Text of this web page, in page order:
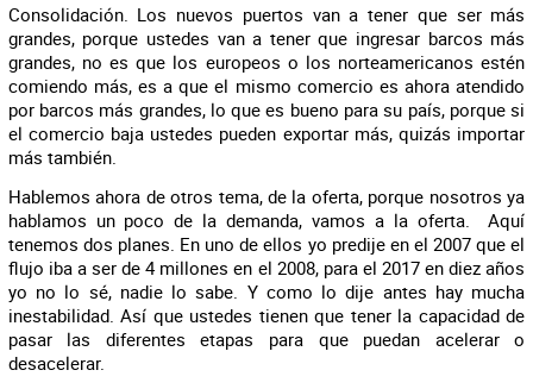
Consolidación. Los nuevos puertos van a tener que ser más
grandes, porque ustedes van a tener que ingresar barcos más
grandes, no es que los europeos o los norteamericanos estén
comiendo más, es a que el mismo comercio es ahora atendido
por barcos más grandes, lo que es bueno para su país, porque si
el comercio baja ustedes pueden exportar más, quizás importar
más también.
Hablemos ahora de otros tema, de la oferta, porque nosotros ya
hablamos un poco de la demanda, vamos a la oferta. Aquí
tenemos dos planes. En uno de ellos yo predije en el 2007 que el
flujo iba a ser de 4 millones en el 2008, para el 2017 en diez años
yo no lo sé, nadie lo sabe. Y como lo dije antes hay mucha
inestabilidad. Así que ustedes tienen que tener la capacidad de
pasar las diferentes etapas para que puedan acelerar o
desacelerar.